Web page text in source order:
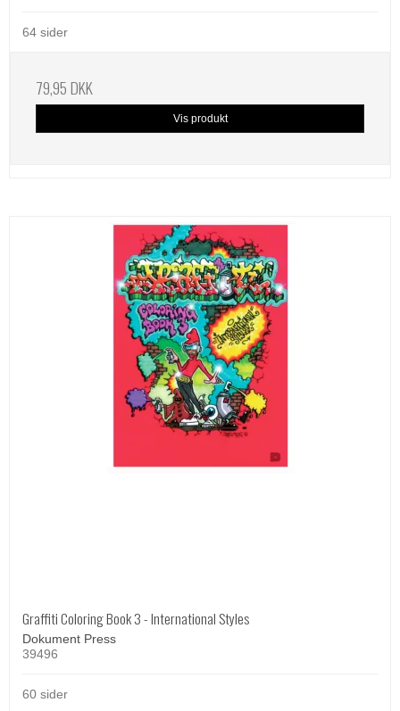
64 sider
79,95 DKK
Vis produkt
Graffiti Coloring Book 3 - International Styles
Dokument Press
39496
60 sider